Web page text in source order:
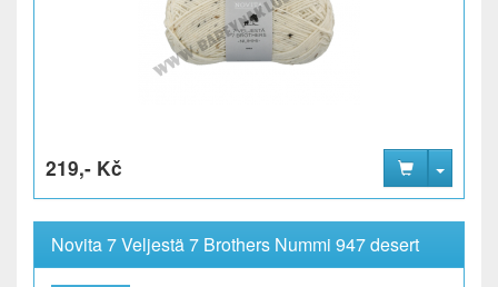
219,- Kč
Novita 7 Veljestä 7 Brothers Nummi 947 desert